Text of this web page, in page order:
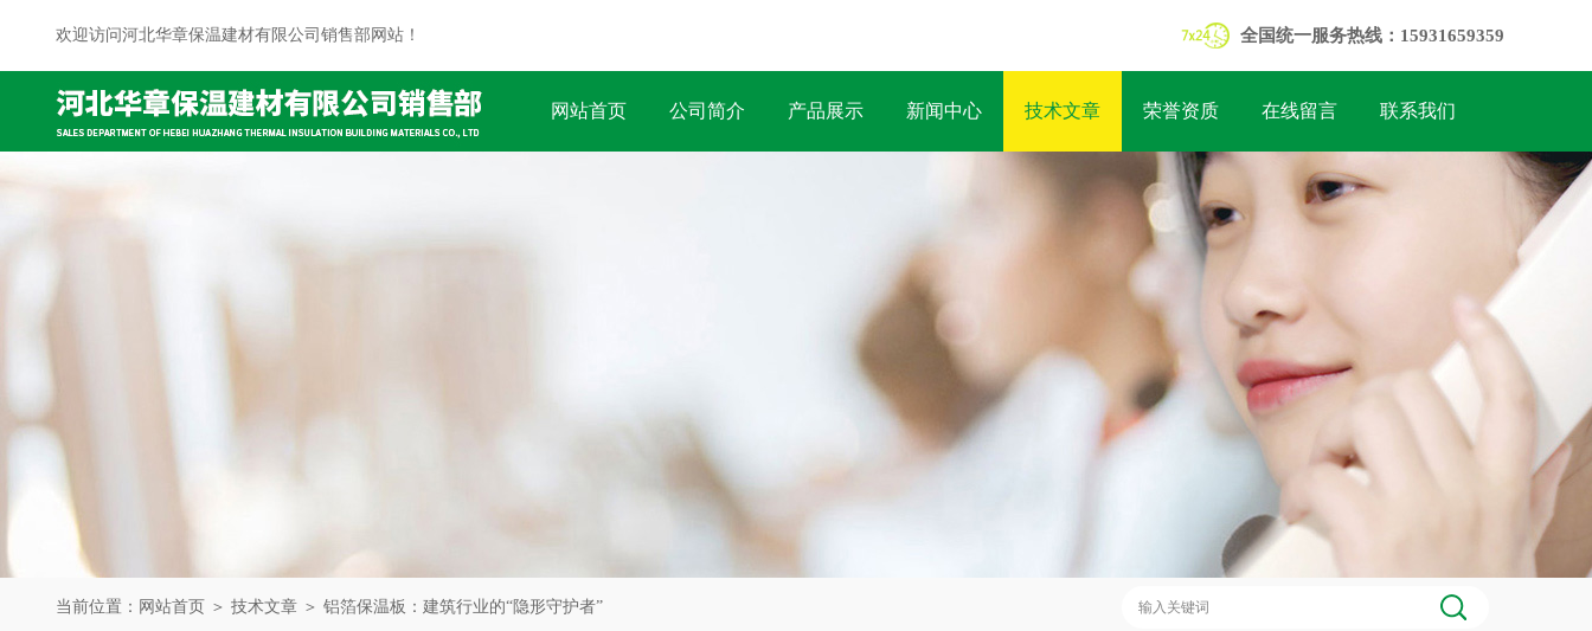
欢迎访问河北华章保温建材有限公司销售部网站！ 全国统一服务热线：15931659359
网站首页 公司简介 产品展示 新闻中心 技术文章 荣誉资质 在线留言 联系我们
当前位置： 网站首页 ＞ 技术文章 ＞ 铝箔保温板：建筑行业的“隐形守护者”